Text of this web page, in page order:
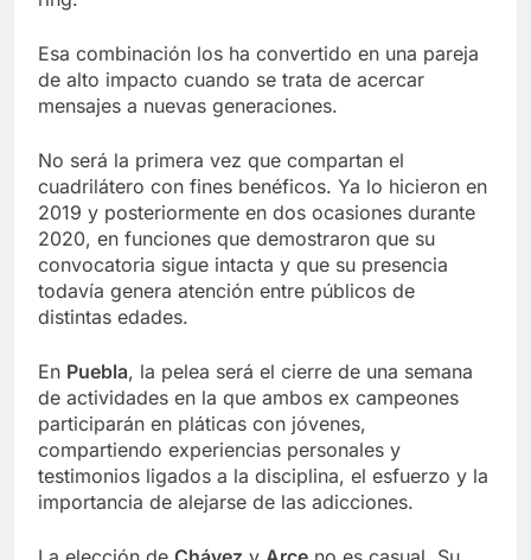
Esa combinación los ha convertido en una pareja
de alto impacto cuando se trata de acercar
mensajes a nuevas generaciones.
No será la primera vez que compartan el
cuadrilátero con fines benéficos. Ya lo hicieron en
2019 y posteriormente en dos ocasiones durante
2020, en funciones que demostraron que su
convocatoria sigue intacta y que su presencia
todavía genera atención entre públicos de
distintas edades.
En Puebla, la pelea será el cierre de una semana
de actividades en la que ambos ex campeones
participarán en pláticas con jóvenes,
compartiendo experiencias personales y
testimonios ligados a la disciplina, el esfuerzo y la
importancia de alejarse de las adicciones.